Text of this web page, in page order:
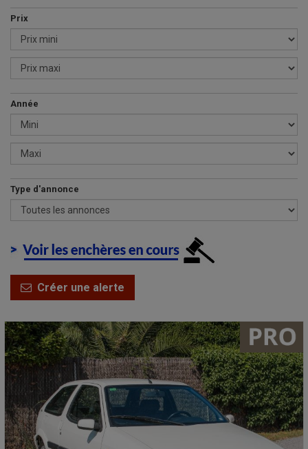
Prix
Année
Type d'annonce
Créer une alerte